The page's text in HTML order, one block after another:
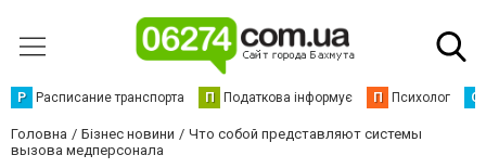
Р Расписание транспорта П Податкова інформує П Психолог С
Головна Бізнес новини
Что собой представляют системы
вызова медперсонала